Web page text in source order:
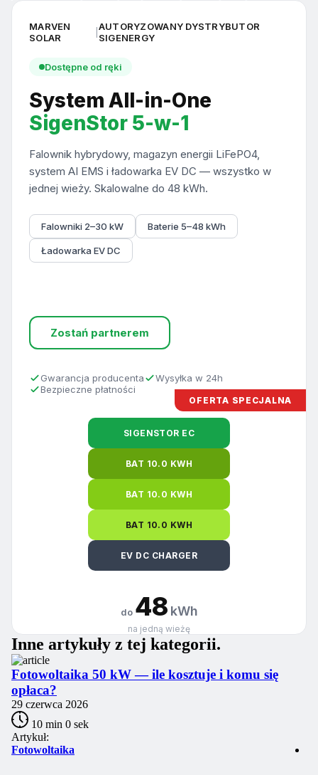
MARVEN
SOLAR
AUTORYZOWANY DYSTRYBUTOR
SIGENERGY
Dostępne od ręki
System All-in-One
SigenStor 5-w-1
Falownik hybrydowy, magazyn energii LiFePO4,
system AI EMS i ładowarka EV DC — wszystko w
jednej wieży. Skalowalne do 48 kWh.
Falowniki 2–30 kW Baterie 5–48 kWh
Ładowarka EV DC
Zostań partnerem
Gwarancja producenta
Wysyłka w 24h
Bezpieczne płatności
OFERTA SPECJALNA
SIGENSTOR EC
BAT 10.0 KWH
BAT 10.0 KWH
BAT 10.0 KWH
EV DC CHARGER
do 48 kWh
na jedną wieżę
Inne artykuły z tej kategorii.
Fotowoltaika 50 kW — ile kosztuje i komu się
opłaca?
29 czerwca 2026
10 min 0 sek
Artykuł:
Fotowoltaika